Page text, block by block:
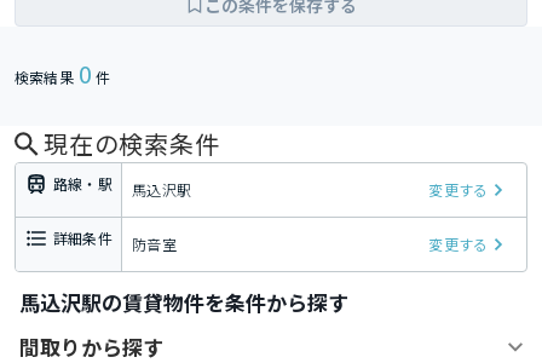
この条件を保存する
検索結果 0 件
現在の検索条件
路線・駅 馬込沢駅 変更する
詳細条件 防音室 変更する
馬込沢駅の賃貸物件を条件から探す
間取りから探す